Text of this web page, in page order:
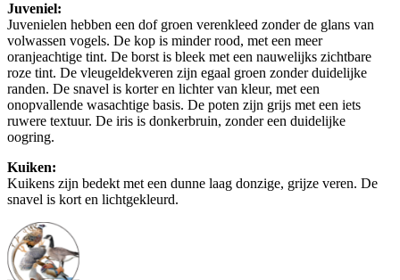
Juveniel:
Juvenielen hebben een dof groen verenkleed zonder de glans van
volwassen vogels. De kop is minder rood, met een meer
oranjeachtige tint. De borst is bleek met een nauwelijks zichtbare
roze tint. De vleugeldekveren zijn egaal groen zonder duidelijke
randen. De snavel is korter en lichter van kleur, met een
onopvallende wasachtige basis. De poten zijn grijs met een iets
ruwere textuur. De iris is donkerbruin, zonder een duidelijke
oogring.
Kuiken:
Kuikens zijn bedekt met een dunne laag donzige, grijze veren. De
snavel is kort en lichtgekleurd.